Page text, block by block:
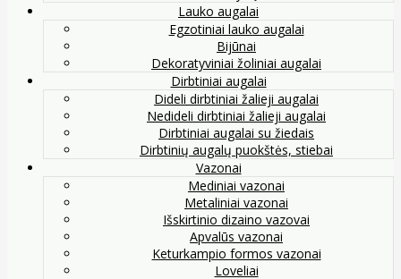
Lauko augalai
Egzotiniai lauko augalai
Bijūnai
Dekoratyviniai žoliniai augalai
Dirbtiniai augalai
Dideli dirbtiniai žalieji augalai
Nedideli dirbtiniai žalieji augalai
Dirbtiniai augalai su žiedais
Dirbtinių augalų puokštės, stiebai
Vazonai
Mediniai vazonai
Metaliniai vazonai
Išskirtinio dizaino vazovai
Apvalūs vazonai
Keturkampio formos vazonai
Loveliai